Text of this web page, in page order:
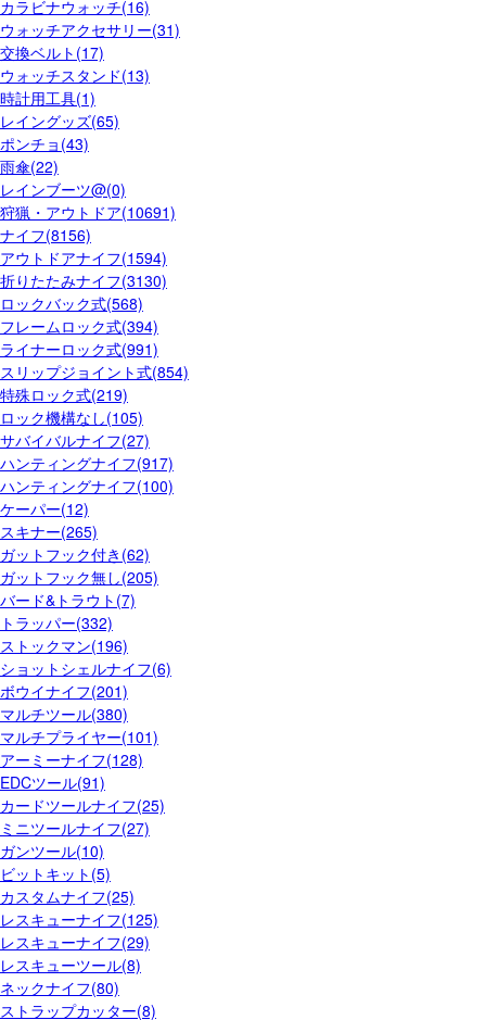
カラビナウォッチ(16)
ウォッチアクセサリー(31)
交換ベルト(17)
ウォッチスタンド(13)
時計用工具(1)
レイングッズ(65)
ポンチョ(43)
雨傘(22)
レインブーツ@(0)
狩猟・アウトドア(10691)
ナイフ(8156)
アウトドアナイフ(1594)
折りたたみナイフ(3130)
ロックバック式(568)
フレームロック式(394)
ライナーロック式(991)
スリップジョイント式(854)
特殊ロック式(219)
ロック機構なし(105)
サバイバルナイフ(27)
ハンティングナイフ(917)
ハンティングナイフ(100)
ケーパー(12)
スキナー(265)
ガットフック付き(62)
ガットフック無し(205)
バード&トラウト(7)
トラッパー(332)
ストックマン(196)
ショットシェルナイフ(6)
ボウイナイフ(201)
マルチツール(380)
マルチプライヤー(101)
アーミーナイフ(128)
EDCツール(91)
カードツールナイフ(25)
ミニツールナイフ(27)
ガンツール(10)
ビットキット(5)
カスタムナイフ(25)
レスキューナイフ(125)
レスキューナイフ(29)
レスキューツール(8)
ネックナイフ(80)
ストラップカッター(8)